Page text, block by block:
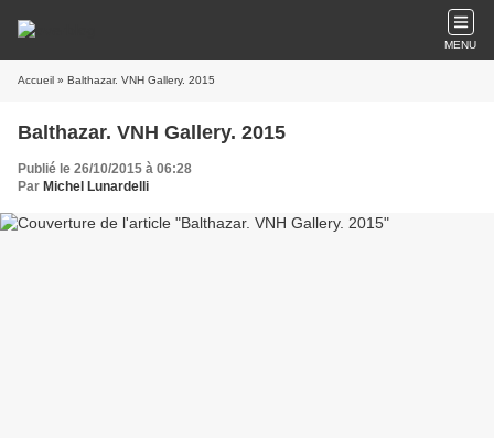
MENU
Accueil » Balthazar. VNH Gallery. 2015
Balthazar. VNH Gallery. 2015
Publié le 26/10/2015 à 06:28
Par Michel Lunardelli